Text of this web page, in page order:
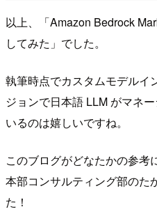
以上、「Amazon Bedrock
してみた」でした。
執筆時点でカスタムモデルイ
ジョンで日本語 LLM がマネ
いるのは嬉しいですね。
このブログがどなたかの参考
本部コンサルティング部のた
た！